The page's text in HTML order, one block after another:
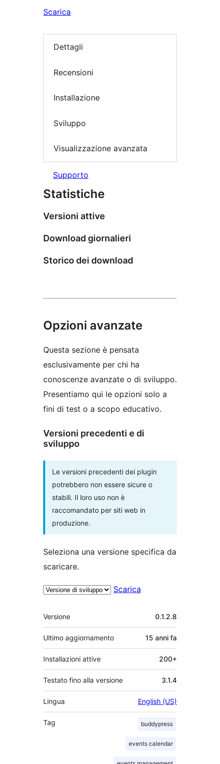
Scarica
Dettagli
Recensioni
Installazione
Sviluppo
Visualizzazione avanzata
Supporto
Statistiche
Versioni attive
Download giornalieri
Storico dei download
Opzioni avanzate
Questa sezione è pensata
esclusivamente per chi ha
conoscenze avanzate o di sviluppo.
Presentiamo qui le opzioni solo a
fini di test o a scopo educativo.
Versioni precedenti e di
sviluppo
Le versioni precedenti dei plugin
potrebbero non essere sicure o
stabili. Il loro uso non è
raccomandato per siti web in
produzione.
Seleziona una versione specifica da
scaricare.
Scarica
Meta
Versione 0.1.2.8
Ultimo aggiornamento 15 anni fa
Installazioni attive 200+
Testato fino alla versione 3.1.4
Lingua English (US)
Tag buddypress
events calendar